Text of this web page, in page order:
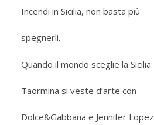
Incendi in Sicilia, non basta più
spegnerli.
Quando il mondo sceglie la Sicilia:
Taormina si veste d’arte con
Dolce&Gabbana e Jennifer Lopez